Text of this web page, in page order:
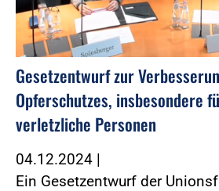
Gesetzentwurf zur
Opferschutzes, insbesondere
verletzliche Personen
04.12.2024 |
Ein Gesetzentwurf der